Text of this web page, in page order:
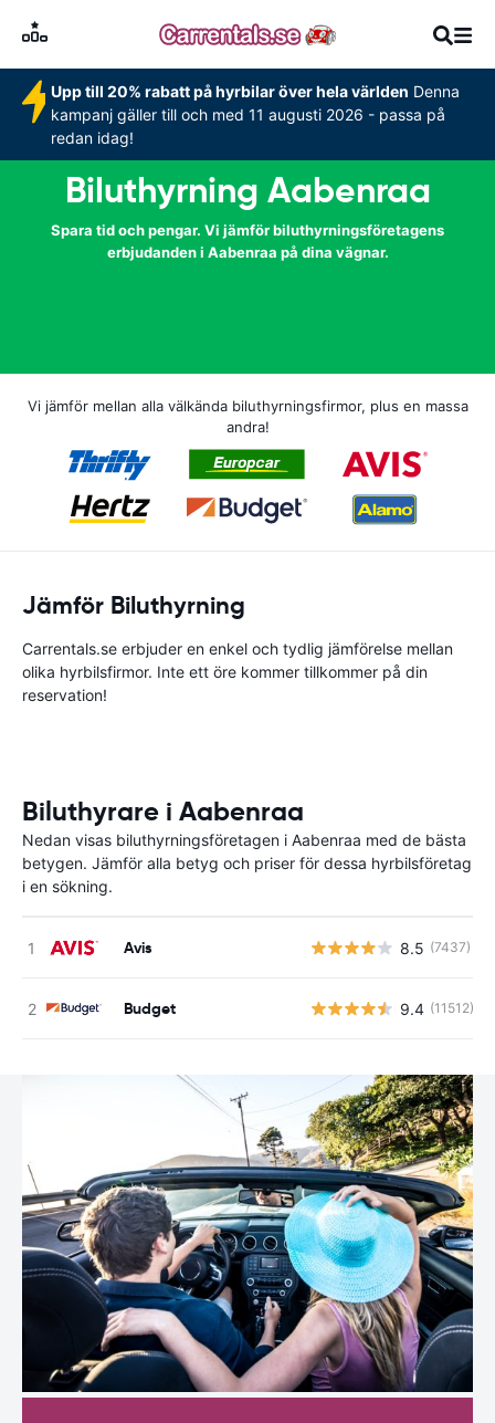
Upp till 20% rabatt på hyrbilar över hela världen Denna
kampanj gäller till och med 11 augusti 2026 - passa på
redan idag!
Biluthyrning Aabenraa
Spara tid och pengar. Vi jämför biluthyrningsföretagens
erbjudanden i Aabenraa på dina vägnar.
Vi jämför mellan alla välkända biluthyrningsfirmor, plus en massa
andra!
Jämför Biluthyrning
Carrentals.se erbjuder en enkel och tydlig jämförelse mellan
olika hyrbilsfirmor. Inte ett öre kommer tillkommer på din
reservation!
Biluthyrare i Aabenraa
Nedan visas biluthyrningsföretagen i Aabenraa med de bästa
betygen. Jämför alla betyg och priser för dessa hyrbilsföretag
i en sökning.
Avis 8.5 (7437)
Budget 9.4 (11512)